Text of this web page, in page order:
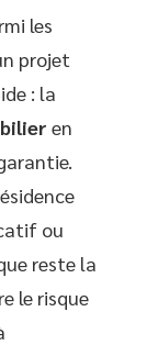
les
projet
: la
en
ou
reste la
le risque